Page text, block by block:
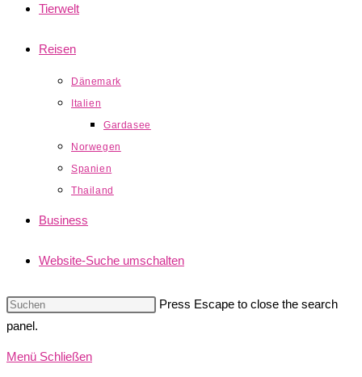
Tierwelt
Reisen
Dänemark
Italien
Gardasee
Norwegen
Spanien
Thailand
Business
Website-Suche umschalten
Press Escape to close the search
panel.
Menü Schließen